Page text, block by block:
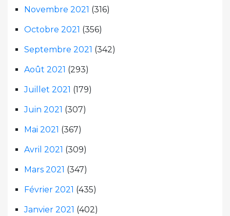
Novembre 2021 (316)
Octobre 2021 (356)
Septembre 2021 (342)
Août 2021 (293)
Juillet 2021 (179)
Juin 2021 (307)
Mai 2021 (367)
Avril 2021 (309)
Mars 2021 (347)
Février 2021 (435)
Janvier 2021 (402)